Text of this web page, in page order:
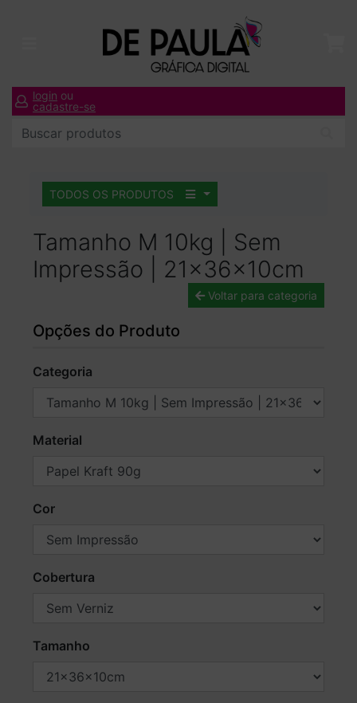
login ou
cadastre-se
TODOS OS PRODUTOS
Tamanho M 10kg | Sem
Impressão | 21x36x10cm
Voltar para categoria
Opções do Produto
Categoria
Material
Cor
Cobertura
Tamanho